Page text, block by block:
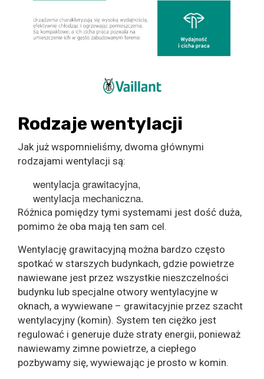
Rodzaje wentylacji
Jak już wspomnieliśmy, dwoma głównymi
rodzajami wentylacji są:
wentylacja grawitacyjna,
wentylacja mechaniczna.
Różnica pomiędzy tymi systemami jest dość duża,
pomimo że oba mają ten sam cel.
Wentylację grawitacyjną można bardzo często
spotkać w starszych budynkach, gdzie powietrze
nawiewane jest przez wszystkie nieszczelności
budynku lub specjalne otwory wentylacyjne w
oknach, a wywiewane – grawitacyjnie przez szacht
wentylacyjny (komin). System ten ciężko jest
regulować i generuje duże straty energii, ponieważ
nawiewamy zimne powietrze, a ciepłego
pozbywamy się, wywiewając je prosto w komin.